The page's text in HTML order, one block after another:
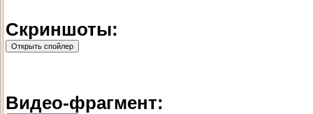
Скриншоты:
Видео-фрагмент: